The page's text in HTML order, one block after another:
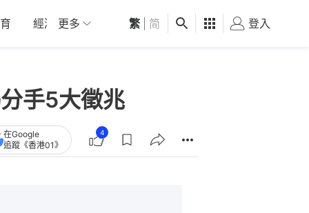
經濟 01深圳 觀點 健康 好食玩飛
更多 繁 简 登入
手5大徵兆
在Google
追蹤《香港01》
4